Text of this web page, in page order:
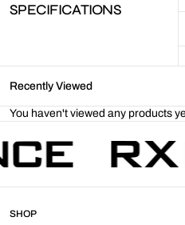
SPECIFICATIONS
Recently Viewed
You haven't viewed any products
SHOP